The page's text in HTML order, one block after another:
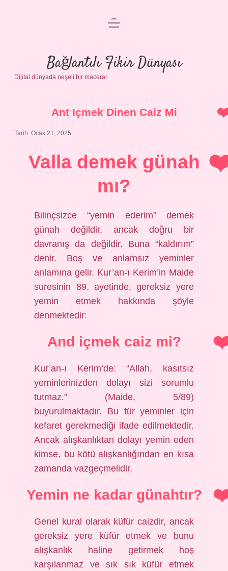
Anasayfa
Gizlilik Politikası
Yasal Uyarı
menüyü
Bağlantılı Fikir Dünyası
Dijital dünyada neşeli bir macera!
Ant Içmek Dinen Caiz Mi
Tarih: Ocak 21, 2025
Valla demek günah
mı?
Bilinçsizce “yemin ederim” demek
günah değildir, ancak doğru bir
davranış da değildir. Buna “kaldırım”
denir. Boş ve anlamsız yeminler
anlamına gelir. Kur’an-ı Kerim’in Maide
suresinin 89. ayetinde, gereksiz yere
yemin etmek hakkında şöyle
denmektedir:
And içmek caiz mi?
Kur’an-ı Kerim’de: “Allah, kasıtsız
yeminlerinizden dolayı sizi sorumlu
tutmaz.” (Maide, 5/89)
buyurulmaktadır. Bu tür yeminler için
kefaret gerekmediği ifade edilmektedir.
Ancak alışkanlıktan dolayı yemin eden
kimse, bu kötü alışkanlığından en kısa
zamanda vazgeçmelidir.
Yemin ne kadar günahtır?
Genel kural olarak küfür caizdir, ancak
gereksiz yere küfür etmek ve bunu
alışkanlık haline getirmek hoş
karşılanmaz ve sık sık küfür etmek